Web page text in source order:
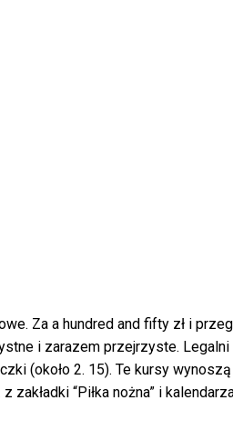
Za a hundred and fifty zł i
i zarazem przejrzyste. Legalni
(około 2. 15). Te kursy
“Piłka nożna” i